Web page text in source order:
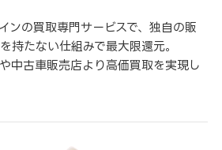
ンの買取専門サービスで、独自の販
持たない仕組みで最大限還元。
中古車販売店より高価買取を実現し